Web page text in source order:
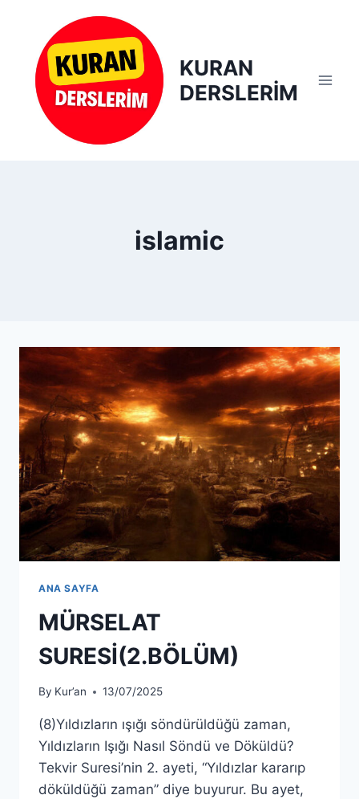
content
KURAN
DERSLERİM
islamic
ANA SAYFA
MÜRSELAT
SURESİ(2.BÖLÜM)
By Kur’an 13/07/2025
(8)Yıldızların ışığı söndürüldüğü zaman,
Yıldızların Işığı Nasıl Söndü ve Döküldü?
Tekvir Suresi’nin 2. ayeti, “Yıldızlar kararıp
döküldüğü zaman” diye buyurur. Bu ayet,